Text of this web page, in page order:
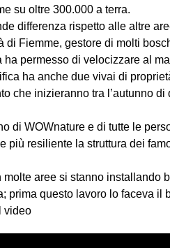
su oltre 300.000 a terra.
differenza rispetto alle altre
di Fiemme, gestore di molti
ha permesso di velocizzare al
ha anche due vivai di
che inizieranno tra l’autunno
di WOWnature e di tutte le
più resiliente la struttura dei
molte aree si stanno installando
prima questo lavoro lo faceva il
video